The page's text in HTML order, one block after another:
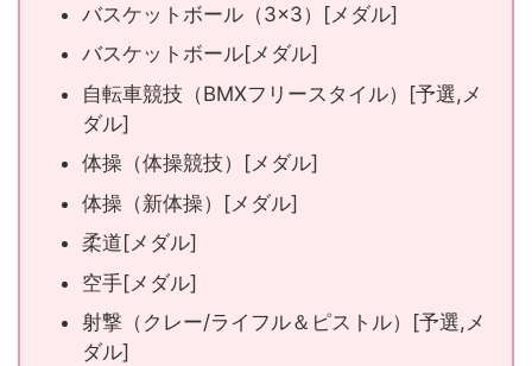
バスケットボール（3×3）[メダル]
バスケットボール[メダル]
自転車競技（BMXフリースタイル）[予選,メ
ダル]
体操（体操競技）[メダル]
体操（新体操）[メダル]
柔道[メダル]
空手[メダル]
射撃（クレー/ライフル＆ピストル）[予選,メ
ダル]